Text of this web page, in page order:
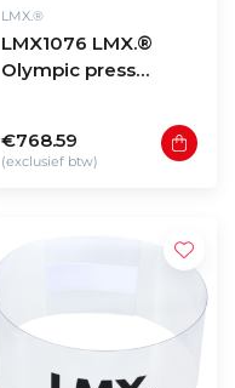
LMX.®
LMX1076 LMX.®
Olympic press
€768.59
(exclusief btw)